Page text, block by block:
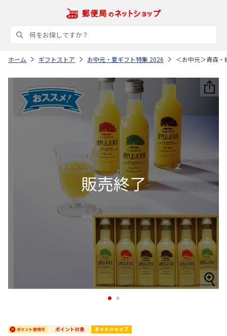
ホーム ギフトストア お中元・夏ギフト特集 2026 ＜お中元＞青森
1 2